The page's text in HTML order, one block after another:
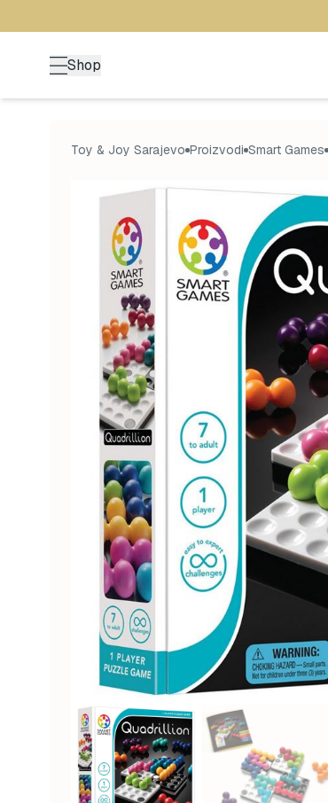
Shop
Toy & Joy Sarajevo Proizvodi Smart Games